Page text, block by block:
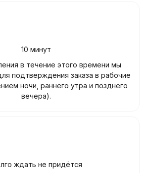
10 минут
в течение этого времени мы
подтверждения заказа в рабочие
ночи, раннего утра и позднего
вечера).
ждать не придётся